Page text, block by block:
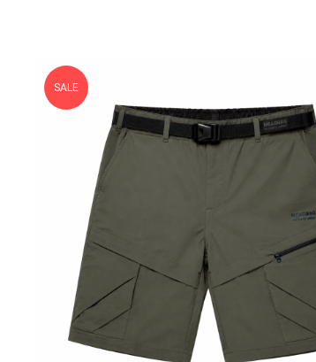
SALE